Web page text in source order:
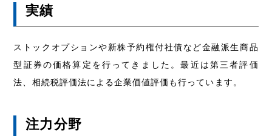
実績
ストックオプションや新株予約権付社債など金融派生商品
型証券の価格算定を行ってきました。最近は第三者評価
法、相続税評価法による企業価値評価も行っています。
注力分野